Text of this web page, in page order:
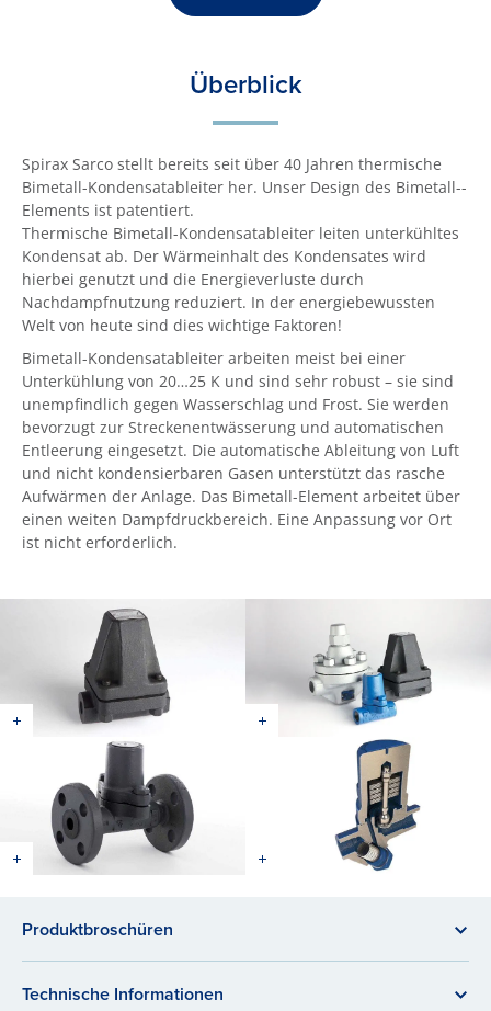
Überblick
Spirax Sarco stellt bereits seit über 40 Jahren thermische
Bimetall-Kondensat­ableiter her. Unser Design des Bi­me­tall-­
Elements ist patentiert.
Thermische Bimetall-Kondensatableiter leiten unterkühltes
Kondensat ab. Der Wärmeinhalt des Kondensates wird
hierbei genutzt und die Energiever­luste durch
Nachdampfnutzung reduziert. In der energiebewussten
Welt von heute sind dies wichtige Faktoren!
Bimetall-Kondensatableiter arbeiten meist bei einer
Unterkühlung von 20…25 K und sind sehr robust – sie sind
unempfindlich gegen Wasserschlag und Frost. Sie werden
bevorzugt zur Streckenentwässerung und automatischen
Entleerung eingesetzt. Die automatische Ableitung von Luft
und nicht kondensierbaren Gasen unterstützt das rasche
Aufwärmen der Anlage. Das Bimetall-Element arbeitet über
einen weiten Dampfdruckbereich. Eine Anpassung vor Ort
ist nicht erforderlich.
Produktbroschüren
Technische Informationen